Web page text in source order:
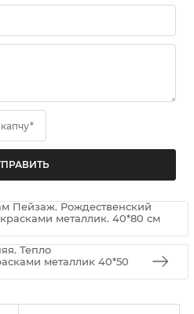
Пейзаж. Рождественский
металлик. 40*80 см
Тепло
металлик 40*50